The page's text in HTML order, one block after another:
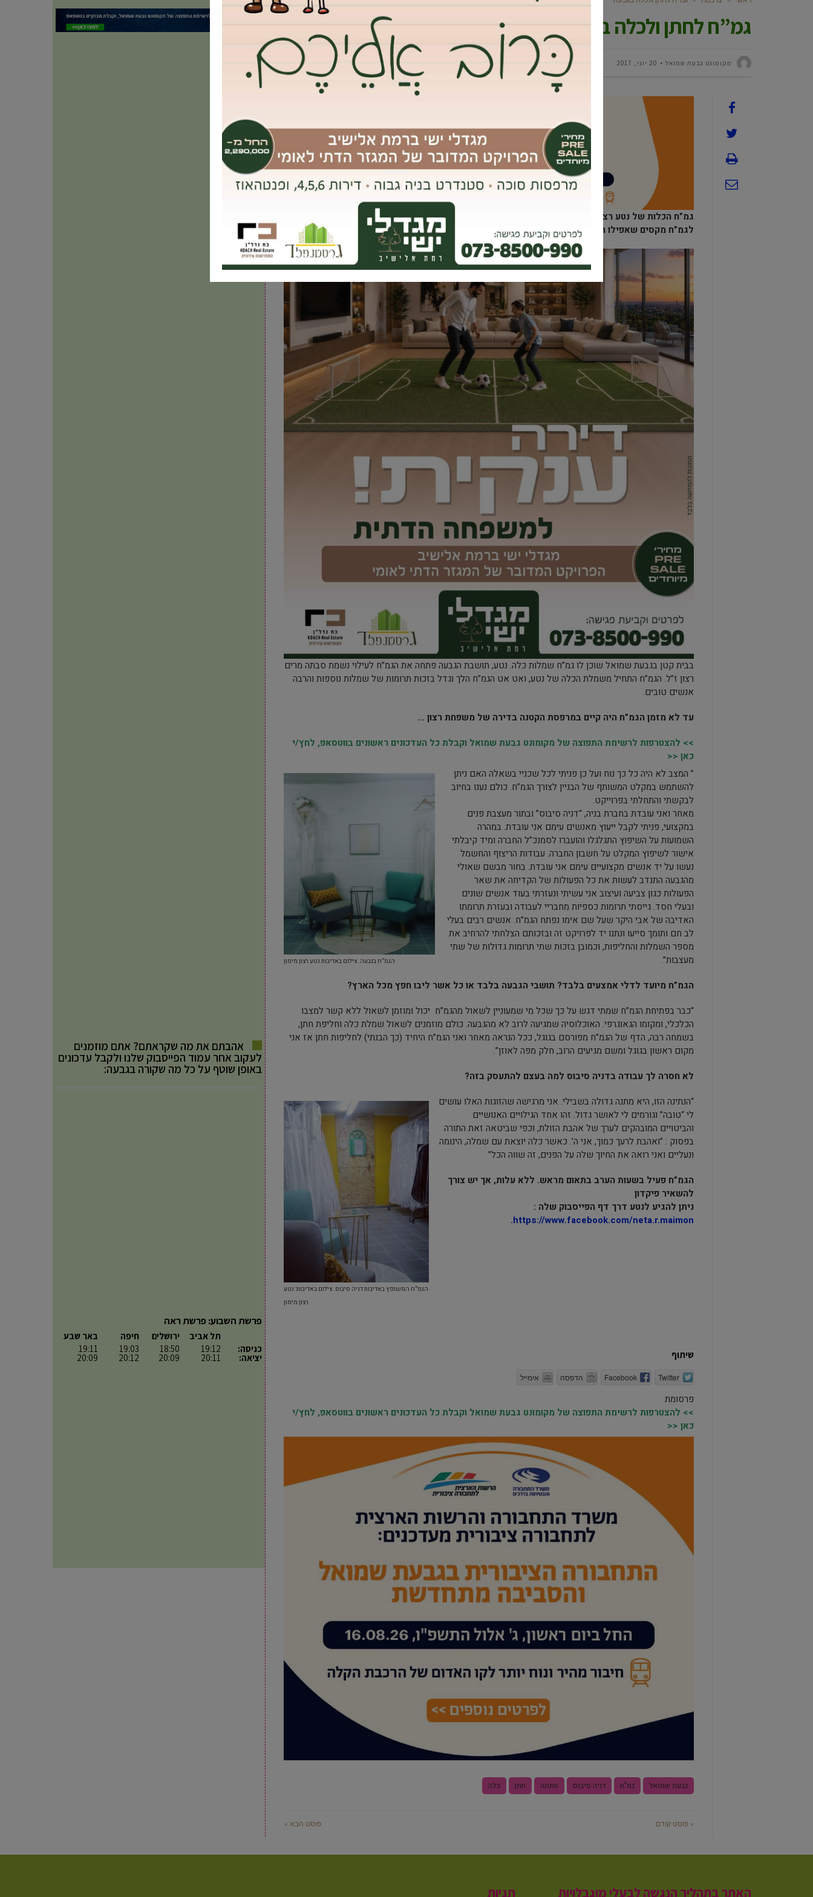
גמ”ח לחתן ולכלה בגבעה
מקומונט גבעת שמואל 20 יוני, 2017
גמ”ח הכלות של נטע רצון מימון תושבת הגבעה התחיל משמלת הכלה של נטע בעצמה ומשם התגלגל וגדל
לגמ”ח מקסים שאפילו חברת דניה סיבוס לקחו בו חלק.
בבית קטן בגבעת שמואל שוכן לו גמ”ח שמלות כלה. נטע, תושבת הגבעה פתחה את הגמ”ח לעילוי נשמת סבתה מרים
רצון ז”ל. הגמ”ח התחיל משמלת הכלה של נטע, ואט אט הגמ”ח הלך וגדל בזכות תרומות של שמלות נוספות והרבה
אנשים טובים.
עד לא מזמן הגמ”ח היה קיים במרפסת הקטנה בדירה של משפחת רצון …
>> להצטרפות לרשימת התפוצה של מקומונט גבעת שמואל וקבלת כל העדכונים ראשונים בווטסאפ, לחץ/י
כאן <<
הגמ”ח בגבעה. צילום באדיבות נטע רצון מימון
” המצב לא היה כל כך נוח ועל כן פניתי לכל שכניי בשאלה האם ניתן
להשתמש במקלט המשותף של הבניין לצורך הגמ”ח. כולם נענו בחיוב
לבקשתי והתחלתי בפרוייקט.
מאחר ואני עובדת בחברת בניה, “דניה סיבוס” ובתור מעצבת פנים
במקצועי, פניתי לקבל ייעוץ מאנשים עימם אני עובדת. במהרה
השמועות על השיפוץ התגלגלו והועברו לסמנכ”ל החברה ומיד קיבלתי
אישור לשיפוץ המקלט על חשבון החברה. עבודות הריצוף והחשמל
נעשו על יד אנשים מקצועיים עימם אני עובדת. בחור מבשם שאולי
מהגבעה התנדב לעשות את כל הפעולות של הקדיחה את שאר
הפעולות כגון צביעה ועיצוב אני עשיתי ונעזרתי בעוד אנשים שונים
ובעלי חסד. גייסתי תרומות כספיות מחבריי לעבודה ובעזרת תרומתו
האדיבה של אבי היקר שעל שם אימו נפתח הגמ”ח. אנשים רבים בעלי
לב חם ותומך סייעו ונתנו יד לפרויקט זה ובזכותם הצלחתי להרחיב את
מספר השמלות והחליפות, וכמובן בזכות שתי תרומות גדולות של שתי
מעצבות”.
הגמ”ח מיועד לדלי אמצעים בלבד? תושבי הגבעה בלבד או כל אשר ליבו חפץ מכל הארץ?
“כבר בפתיחת הגמ”ח שמתי דגש על כך שכל מי שמעוניין לשאול מהגמ”ח יכול ומוזמן לשאול ללא קשר למצבו
הכלכלי, ומקומו הגאוגרפי. האוכלוסיה שמגיעה לרוב לא מהגבעה. כולם מוזמנים לשאול שמלת כלה וחליפת חתן,
בשמחה רבה, הדף של הגמ”ח מפורסם בגוגל, ככל הנראה מאחר ואני הגמ”ח היחיד (כך הבנתי) לחליפות חתן אז אני
מקום ראשון בגוגל ומשם מגיעים הרוב, חלק מפה לאוזן”.
לא חסרה לך עבודה בדניה סיבוס למה בעצם להתעסק בזה?
הגמ”ח המשופץ באדיבות דניה סיבוס. צילום באדיבות: נטע
רצון מימון
“הנתינה הזו, היא מתנה גדולה בשבילי. אני מרגישה שהזוגות האלו עושים
לי “טובה” וגורמים לי לאושר גדול. זהו אחד הגילויים האנושיים
והביטויים המובהקים לערך של אהבת הזולת, וכפי שביטאה זאת התורה
בפסוק : ”ואהבת לרעך כמוך, אני ה’. כאשר כלה יוצאת עם שמלה, הינומה
ונעליים ואני רואה את החיוך שלה על הפנים, זה שווה הכל”
הגמ”ח פעיל בשעות הערב בתאום מראש. ללא עלות, אך יש צורך
להשאיר פיקדון
ניתן להגיע לנטע דרך דף הפייסבוק שלה :
https://www.facebook.com/neta.r.maimon.
שיתוף
Twitter
Facebook הדפסה אימייל
פרסומת
>> להצטרפות לרשימת התפוצה של מקומונט גבעת שמואל וקבלת כל העדכונים ראשונים בווטסאפ, לחץ/י
כאן <<
גבעת שמואל גמ"ח דניה סיבוס חתונה חתן כלה
« פוסט קודם פוסט הבא »
אהבתם את מה שקראתם? אתם מוזמנים
לעקוב אחר עמוד הפייסבוק שלנו ולקבל עדכונים
באופן שוטף על כל מה שקורה בגבעה:
פרשת השבוע: פרשת ראה
כניסה:
יציאה:
תל אביב
19:12
20:11
ירושלים
18:50
20:09
חיפה
19:03
20:12
באר שבע
19:11
20:09
האתר בתהליך הנגשה לבעלי מוגבלויות תגיות